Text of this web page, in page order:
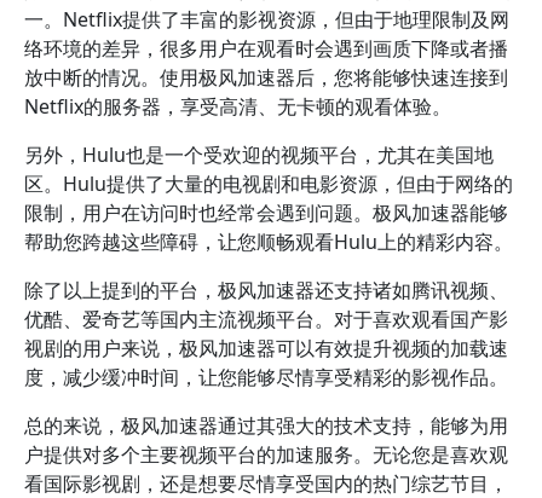
一。Netflix提供了丰富的影视资源，但由于地理限制及网
络环境的差异，很多用户在观看时会遇到画质下降或者播
放中断的情况。使用极风加速器后，您将能够快速连接到
Netflix的服务器，享受高清、无卡顿的观看体验。
另外，Hulu也是一个受欢迎的视频平台，尤其在美国地
区。Hulu提供了大量的电视剧和电影资源，但由于网络的
限制，用户在访问时也经常会遇到问题。极风加速器能够
帮助您跨越这些障碍，让您顺畅观看Hulu上的精彩内容。
除了以上提到的平台，极风加速器还支持诸如腾讯视频、
优酷、爱奇艺等国内主流视频平台。对于喜欢观看国产影
视剧的用户来说，极风加速器可以有效提升视频的加载速
度，减少缓冲时间，让您能够尽情享受精彩的影视作品。
总的来说，极风加速器通过其强大的技术支持，能够为用
户提供对多个主要视频平台的加速服务。无论您是喜欢观
看国际影视剧，还是想要尽情享受国内的热门综艺节目，